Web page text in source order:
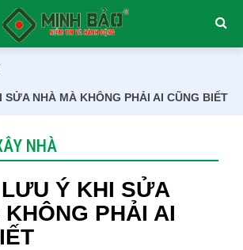
SỬA NHÀ MÀ KHÔNG PHẢI AI CŨNG BIẾT
NHÀ
Ý KHI SỬA
PHẢI AI